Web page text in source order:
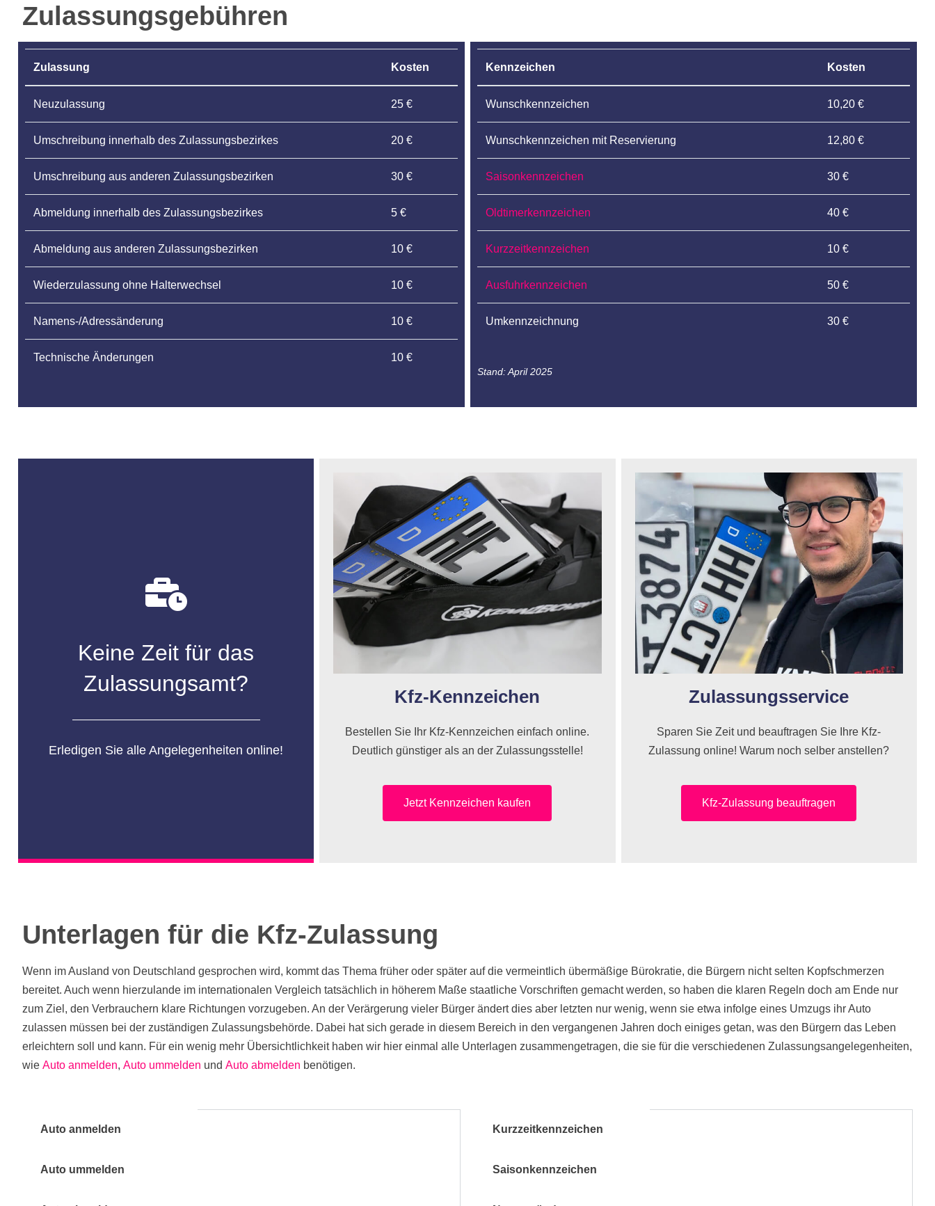
Zulassungsgebühren
Zulassung Kosten
Neuzulassung 25 €
Umschreibung innerhalb des Zulassungsbezirkes 20 €
Umschreibung aus anderen Zulassungsbezirken 30 €
Abmeldung innerhalb des Zulassungsbezirkes 5 €
Abmeldung aus anderen Zulassungsbezirken 10 €
Wiederzulassung ohne Halterwechsel 10 €
Namens-/Adressänderung 10 €
Technische Änderungen 10 €
Kennzeichen Kosten
Wunschkennzeichen 10,20 €
Wunschkennzeichen mit Reservierung 12,80 €
Saisonkennzeichen 30 €
Oldtimerkennzeichen 40 €
Kurzzeitkennzeichen 10 €
Ausfuhrkennzeichen 50 €
Umkennzeichnung 30 €
Stand: April 2025
Keine Zeit für das
Zulassungsamt?
Erledigen Sie alle Angelegenheiten online!
Kfz-Kennzeichen
Bestellen Sie Ihr Kfz-Kennzeichen einfach online.
Deutlich günstiger als an der Zulassungsstelle!
Jetzt Kennzeichen kaufen
Zulassungsservice
Sparen Sie Zeit und beauftragen Sie Ihre Kfz-
Zulassung online! Warum noch selber anstellen?
Kfz-Zulassung beauftragen
Unterlagen für die Kfz-Zulassung
Wenn im Ausland von Deutschland gesprochen wird, kommt das Thema früher oder später auf die vermeintlich übermäßige Bürokratie, die Bürgern nicht selten Kopfschmerzen
bereitet. Auch wenn hierzulande im internationalen Vergleich tatsächlich in höherem Maße staatliche Vorschriften gemacht werden, so haben die klaren Regeln doch am Ende nur
zum Ziel, den Verbrauchern klare Richtungen vorzugeben. An der Verärgerung vieler Bürger ändert dies aber letzten nur wenig, wenn sie etwa infolge eines Umzugs ihr Auto
zulassen müssen bei der zuständigen Zulassungsbehörde. Dabei hat sich gerade in diesem Bereich in den vergangenen Jahren doch einiges getan, was den Bürgern das Leben
erleichtern soll und kann. Für ein wenig mehr Übersichtlichkeit haben wir hier einmal alle Unterlagen zusammengetragen, die sie für die verschiedenen Zulassungsangelegenheiten,
wie Auto anmelden, Auto ummelden und Auto abmelden benötigen.
Auto anmelden
Auto ummelden
Kurzzeitkennzeichen
Saisonkennzeichen